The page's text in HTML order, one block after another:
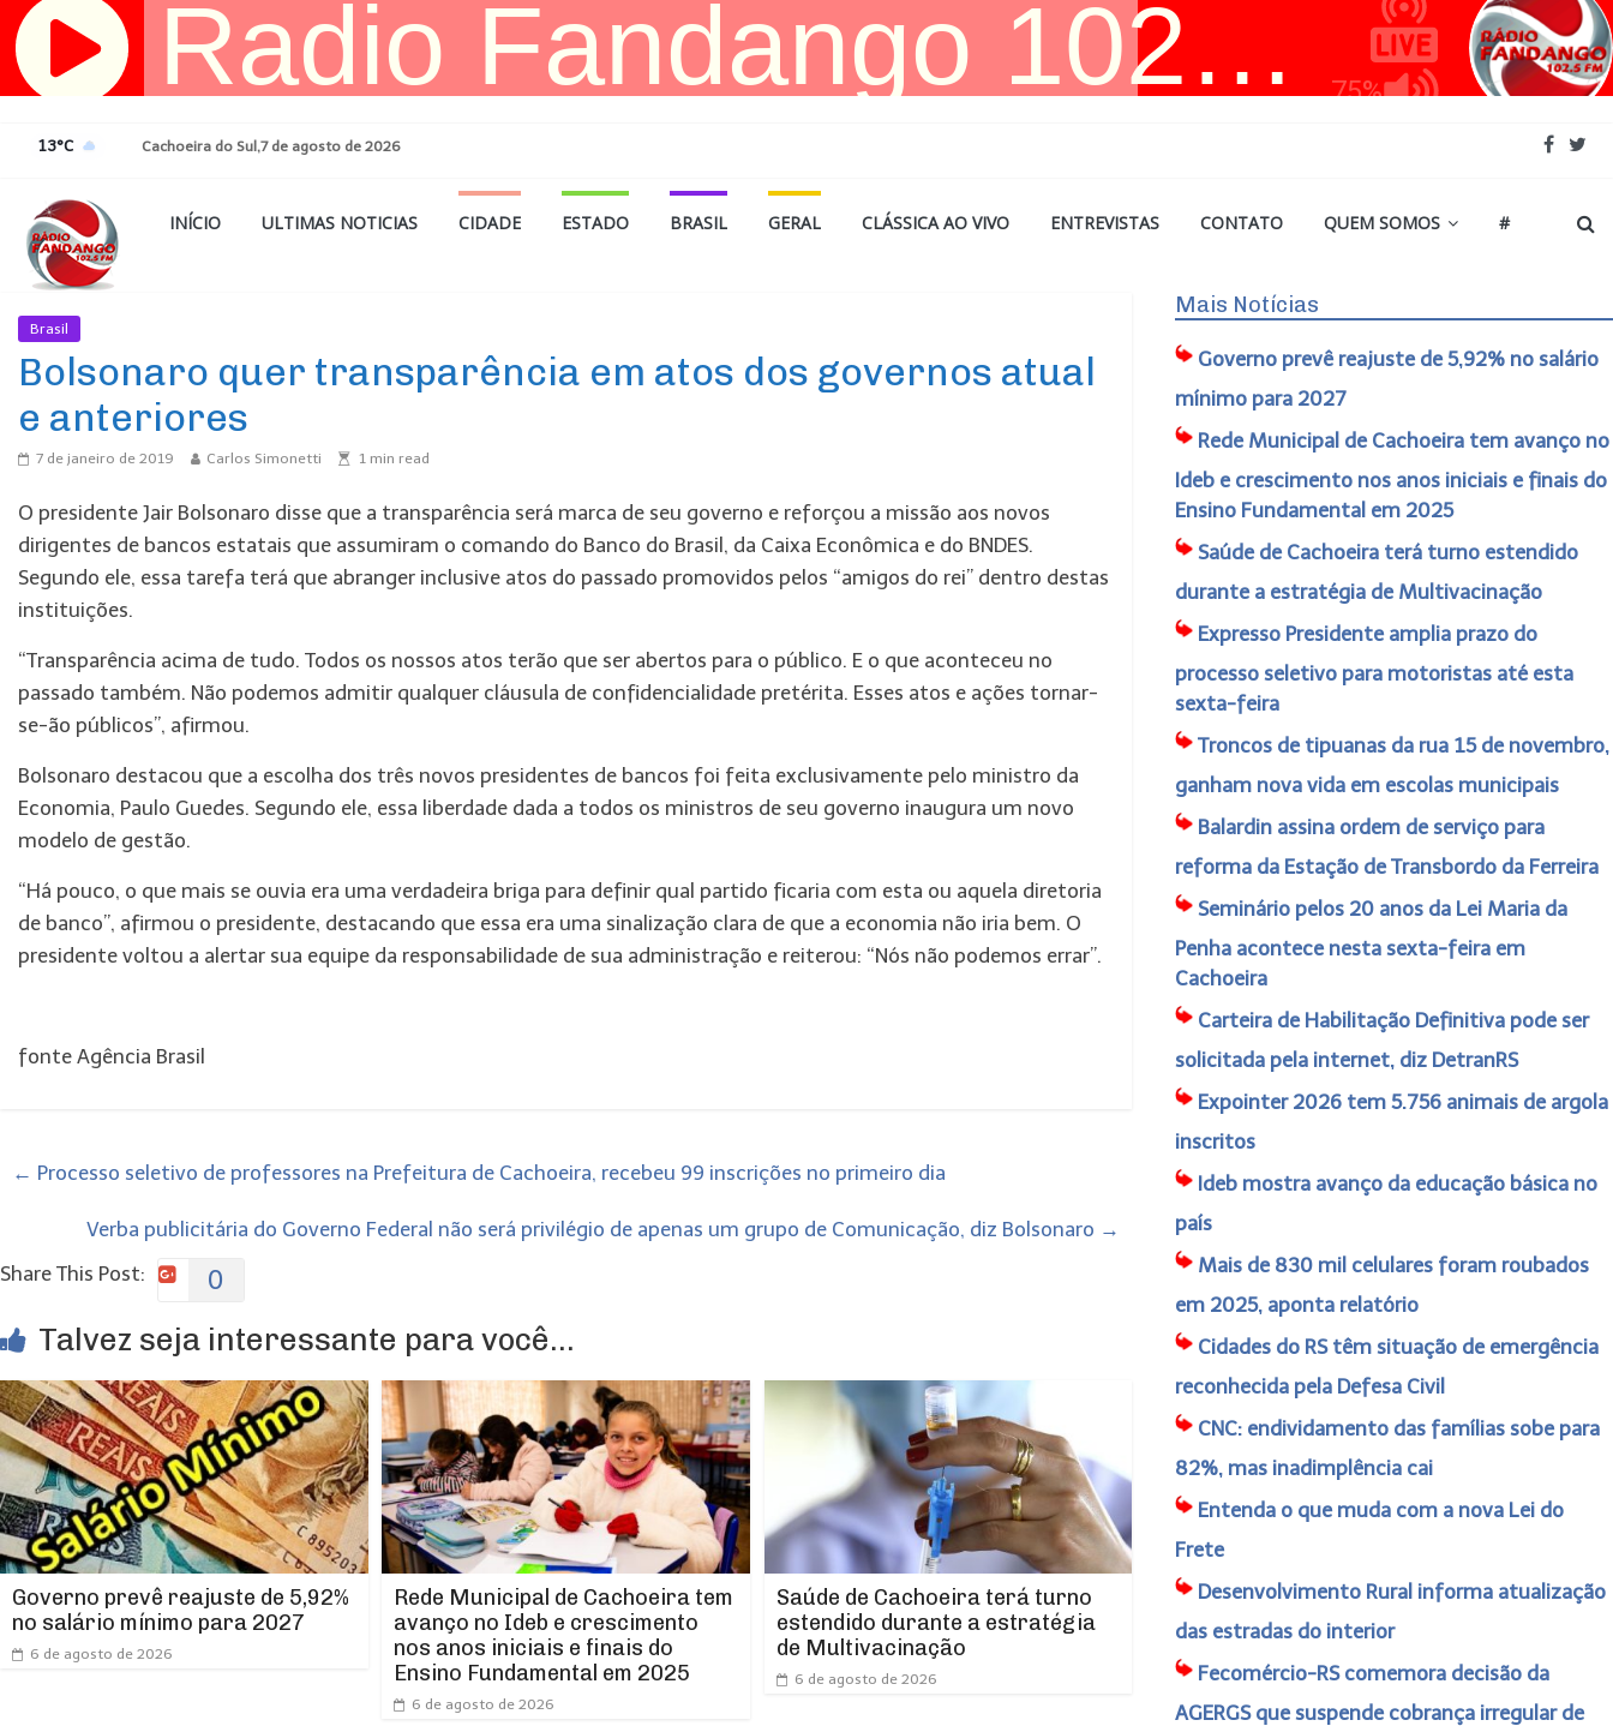
Pular
para
13°C Cachoeira do Sul,7 de agosto de 2026
INÍCIO ULTIMAS NOTICIAS CIDADE ESTADO BRASIL GERAL CLÁSSICA AO VIVO ENTREVISTAS CONTATO QUEM SOMOS #
Brasil
Bolsonaro quer transparência em atos dos governos atual
e anteriores
7 de janeiro de 2019 Carlos Simonetti 1 min read
O presidente Jair Bolsonaro disse que a transparência será marca de seu governo e reforçou a missão aos novos
dirigentes de bancos estatais que assumiram o comando do Banco do Brasil, da Caixa Econômica e do BNDES.
Segundo ele, essa tarefa terá que abranger inclusive atos do passado promovidos pelos “amigos do rei” dentro destas
instituições.
“Transparência acima de tudo. Todos os nossos atos terão que ser abertos para o público. E o que aconteceu no
passado também. Não podemos admitir qualquer cláusula de confidencialidade pretérita. Esses atos e ações tornar-
se-ão públicos”, afirmou.
Bolsonaro destacou que a escolha dos três novos presidentes de bancos foi feita exclusivamente pelo ministro da
Economia, Paulo Guedes. Segundo ele, essa liberdade dada a todos os ministros de seu governo inaugura um novo
modelo de gestão.
“Há pouco, o que mais se ouvia era uma verdadeira briga para definir qual partido ficaria com esta ou aquela diretoria
de banco”, afirmou o presidente, destacando que essa era uma sinalização clara de que a economia não iria bem. O
presidente voltou a alertar sua equipe da responsabilidade de sua administração e reiterou: “Nós não podemos errar”.
fonte Agência Brasil
← Processo seletivo de professores na Prefeitura de Cachoeira, recebeu 99 inscrições no primeiro dia
Verba publicitária do Governo Federal não será privilégio de apenas um grupo de Comunicação, diz Bolsonaro →
Share This Post:
0
Talvez seja interessante para você...
Governo prevê reajuste de 5,92%
no salário mínimo para 2027
6 de agosto de 2026
Rede Municipal de Cachoeira tem
avanço no Ideb e crescimento
nos anos iniciais e finais do
Ensino Fundamental em 2025
6 de agosto de 2026
Saúde de Cachoeira terá turno
estendido durante a estratégia
de Multivacinação
6 de agosto de 2026
Mais Notícias
Governo prevê reajuste de 5,92% no salário
mínimo para 2027
Rede Municipal de Cachoeira tem avanço no
Ideb e crescimento nos anos iniciais e finais do
Ensino Fundamental em 2025
Saúde de Cachoeira terá turno estendido
durante a estratégia de Multivacinação
Expresso Presidente amplia prazo do
processo seletivo para motoristas até esta
sexta-feira
Troncos de tipuanas da rua 15 de novembro,
ganham nova vida em escolas municipais
Balardin assina ordem de serviço para
reforma da Estação de Transbordo da Ferreira
Seminário pelos 20 anos da Lei Maria da
Penha acontece nesta sexta-feira em
Cachoeira
Carteira de Habilitação Definitiva pode ser
solicitada pela internet, diz DetranRS
Expointer 2026 tem 5.756 animais de argola
inscritos
Ideb mostra avanço da educação básica no
país
Mais de 830 mil celulares foram roubados
em 2025, aponta relatório
Cidades do RS têm situação de emergência
reconhecida pela Defesa Civil
CNC: endividamento das famílias sobe para
82%, mas inadimplência cai
Entenda o que muda com a nova Lei do
Frete
Desenvolvimento Rural informa atualização
das estradas do interior
Fecomércio-RS comemora decisão da
AGERGS que suspende cobrança irregular de